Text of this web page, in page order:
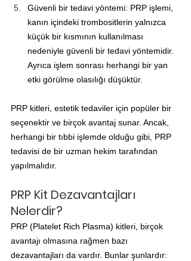
Güvenli bir tedavi yöntemi: PRP işlemi,
kanın içindeki trombositlerin yalnızca
küçük bir kısmının kullanılması
nedeniyle güvenli bir tedavi yöntemidir.
Ayrıca işlem sonrası herhangi bir yan
etki görülme olasılığı düşüktür.
PRP kitleri, estetik tedaviler için popüler bir
seçenektir ve birçok avantaj sunar. Ancak,
herhangi bir tıbbi işlemde olduğu gibi, PRP
tedavisi de bir uzman hekim tarafından
yapılmalıdır.
PRP Kit Dezavantajları
Nelerdir?
PRP (Platelet Rich Plasma) kitleri, birçok
avantajı olmasına rağmen bazı
dezavantajları da vardır. Bunlar şunlardır: